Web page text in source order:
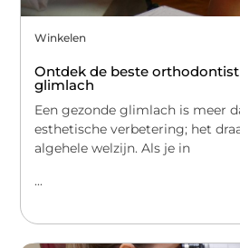
Winkelen
Ontdek de beste
glimlach
Een gezonde glimlach is meer
esthetische verbetering; het
algehele welzijn. Als je in
...